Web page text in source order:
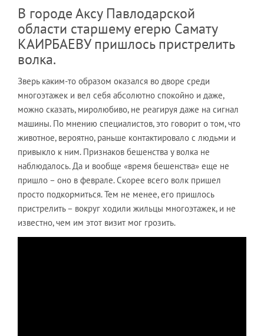
В городе Аксу Павлодарской
области старшему егерю Самату
КАИРБАЕВУ пришлось пристрелить
волка.
Зверь каким-то образом оказался во дворе среди
многоэтажек и вел себя абсолютно спокойно и даже,
можно сказать, миролюбиво, не реагируя даже на сигнал
машины. По мнению специалистов, это говорит о том, что
животное, вероятно, раньше контактировало с людьми и
привыкло к ним. Признаков бешенства у волка не
наблюдалось. Да и вообще «время бешенства» еще не
пришло – оно в феврале. Скорее всего волк пришел
просто подкормиться. Тем не менее, его пришлось
пристрелить – вокруг ходили жильцы многоэтажек, и не
известно, чем им этот визит мог грозить.